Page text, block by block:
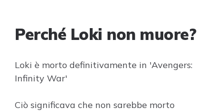
Perché Loki non muore?
Loki è morto definitivamente in 'Avengers:
Infinity War'
Ciò significava che non sarebbe morto